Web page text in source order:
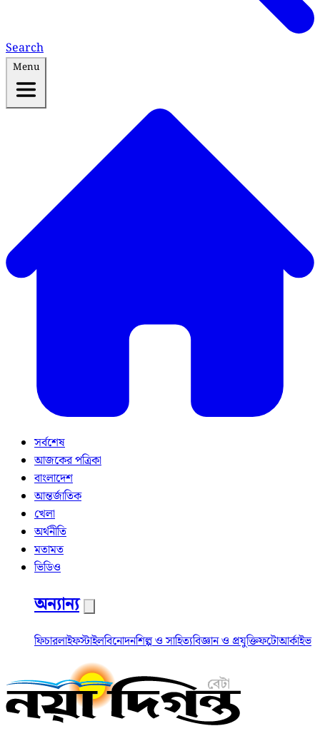
Search
Menu
সর্বশেষ
আজকের পত্রিকা
বাংলাদেশ
আন্তর্জাতিক
খেলা
অর্থনীতি
মতামত
ভিডিও
অন্যান্য
ফিচারলাইফস্টাইলবিনোদনশিল্প ও সাহিত্যবিজ্ঞান ও প্রযুক্তিফটোআর্কাইভ